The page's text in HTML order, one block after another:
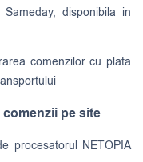
disponibila in
comenzilor cu plata
pe site
procesatorul NETOPIA